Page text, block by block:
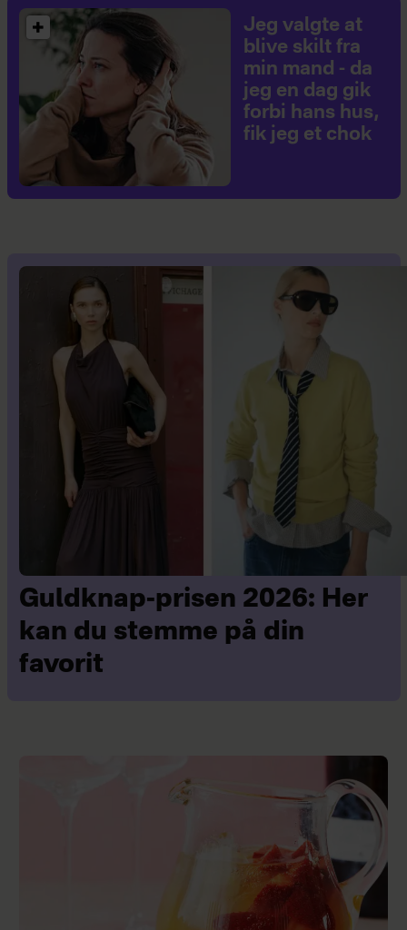
Jeg valgte at
blive skilt fra
min mand - da
jeg en dag gik
forbi hans hus,
fik jeg et chok
Guldknap-prisen 2026: Her
kan du stemme på din
favorit